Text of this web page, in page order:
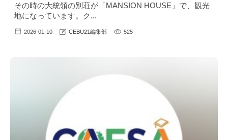
その時の大統領の別荘が「MANSION HOUSE」で、観光
地になっています。ク...
2026-01-10 CEBU21編集部 525